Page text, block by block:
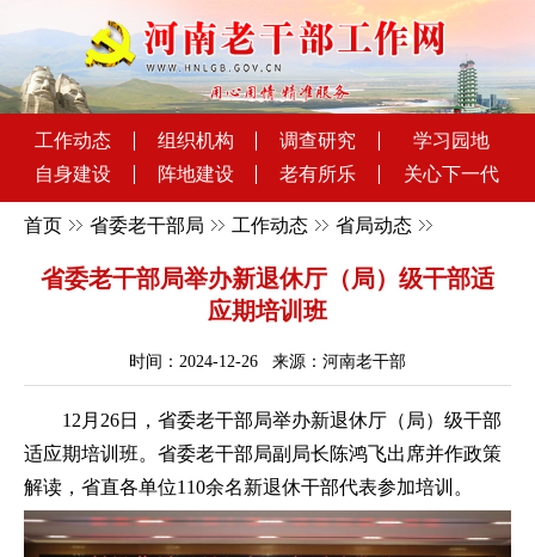
工作动态 组织机构 调查研究
学习园地
自身建设
阵地建设 老有所乐 关心下一代
首页 省委老干部局 工作动态 省局动态
省委老干部局举办新退休厅（局）级干部适
应期培训班
时间：2024-12-26 来源：河南老干部
12月26日，省委老干部局举办新退休厅（局）级干部
适应期培训班。省委老干部局副局长陈鸿飞出席并作政策
解读，省直各单位110余名新退休干部代表参加培训。